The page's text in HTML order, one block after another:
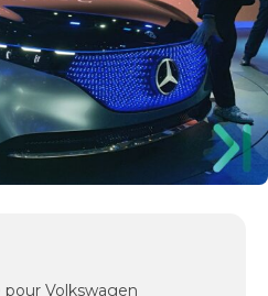
Volkswagen